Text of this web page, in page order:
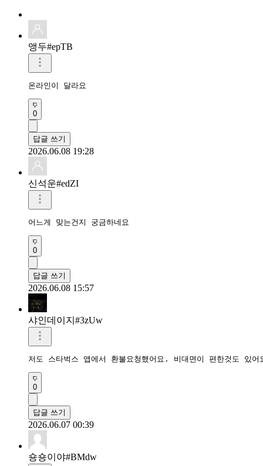
앵두#epTB
온라인이 달라요
0
답글 쓰기
2026.06.08 19:28
신석운#edZI
어느게 맞는건지 궁금하네요
0
답글 쓰기
2026.06.08 15:57
샤인데이지#3zUw
저도 스타벅스 앱에서 환불요청했어요. 비대면이 편한것도 있어
0
답글 쓰기
2026.06.07 00:39
숑숑이야#BMdw